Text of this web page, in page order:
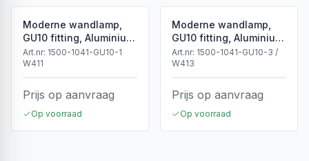
Moderne wandlamp,
GU10 fitting, Aluminium,
IP65, Wit
Art.nr: 1500-1041-GU10-1
W411
Prijs op aanvraag
Op voorraad
Moderne wandlamp,
GU10 fitting, Aluminium,
IP65, Zwart
Art.nr: 1500-1041-GU10-3 /
W413
Prijs op aanvraag
Op voorraad